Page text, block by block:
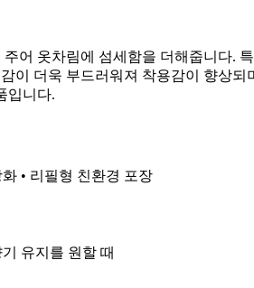
어 옷차림에 섬세함을 더해줍니다.
이 더욱 부드러워져 착용감이 향상
입니다.
• 리필형 친환경 포장
유지를 원할 때